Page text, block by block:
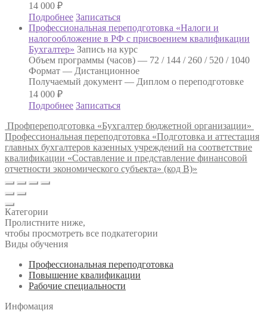
14 000 ₽
Подробнее Записаться
Профессиональная переподготовка «Налоги и
налогообложение в РФ с присвоением квалификации
Бухгалтер» Запись на курс
Объем программы (часов) — 72 / 144 / 260 / 520 / 1040
Формат — Дистанционное
Получаемый документ — Диплом о переподготовке
14 000 ₽
Подробнее Записаться
Профпереподготовка «Бухгалтер бюджетной организации»
Профессиональная переподготовка «Подготовка и аттестация
главных бухгалтеров казенных учреждений на соответствие
квалификации «Составление и представление финансовой
отчетности экономического субъекта» (код В)»
Категории
Пролистните ниже,
чтобы просмотреть все подкатегории
Виды обучения
Профессиональная переподготовка
Повышение квалификации
Рабочие специальности
Инфомация